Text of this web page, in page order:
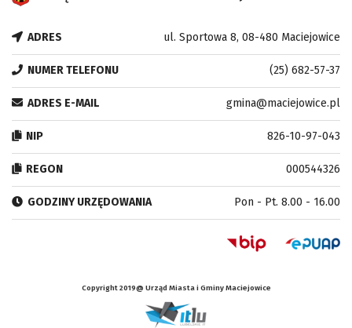
ADRES ul. Sportowa 8, 08-480 Maciejowice
NUMER TELEFONU (25) 682-57-37
ADRES E-MAIL gmina@maciejowice.pl
NIP 826-10-97-043
REGON 000544326
GODZINY URZĘDOWANIA Pon - Pt. 8.00 - 16.00
Copyright 2019@ Urząd Miasta i Gminy Maciejowice